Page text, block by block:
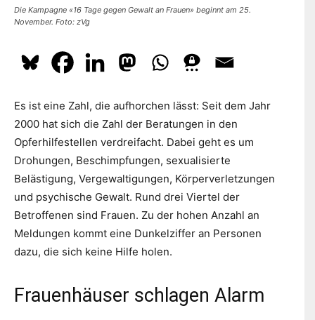
Die Kampagne «16 Tage gegen Gewalt an Frauen» beginnt am 25.
November. Foto: zVg
Es ist eine Zahl, die aufhorchen lässt: Seit dem Jahr
2000 hat sich die Zahl der Beratungen in den
Opferhilfestellen verdreifacht. Dabei geht es um
Drohungen, Beschimpfungen, sexualisierte
Belästigung, Vergewaltigungen, Körperverletzungen
und psychische Gewalt. Rund drei Viertel der
Betroffenen sind Frauen. Zu der hohen Anzahl an
Meldungen kommt eine Dunkelziffer an Personen
dazu, die sich keine Hilfe holen.
Frauenhäuser schlagen Alarm